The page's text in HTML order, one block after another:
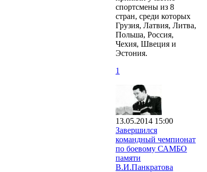
спортсмены из 8
стран, среди которых
Грузия, Латвия, Литва,
Польша, Россия,
Чехия, Швеция и
Эстония.
1
13.05.2014 15:00
Завершился
командный чемпионат
по боевому САМБО
памяти
В.И.Панкратова